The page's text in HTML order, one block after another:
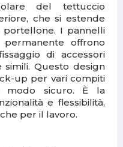
del tettuccio
che si estende
I pannelli
offrono
di accessori
Questo design
up per vari compiti
sicuro. È la
e flessibilità,
per il lavoro.